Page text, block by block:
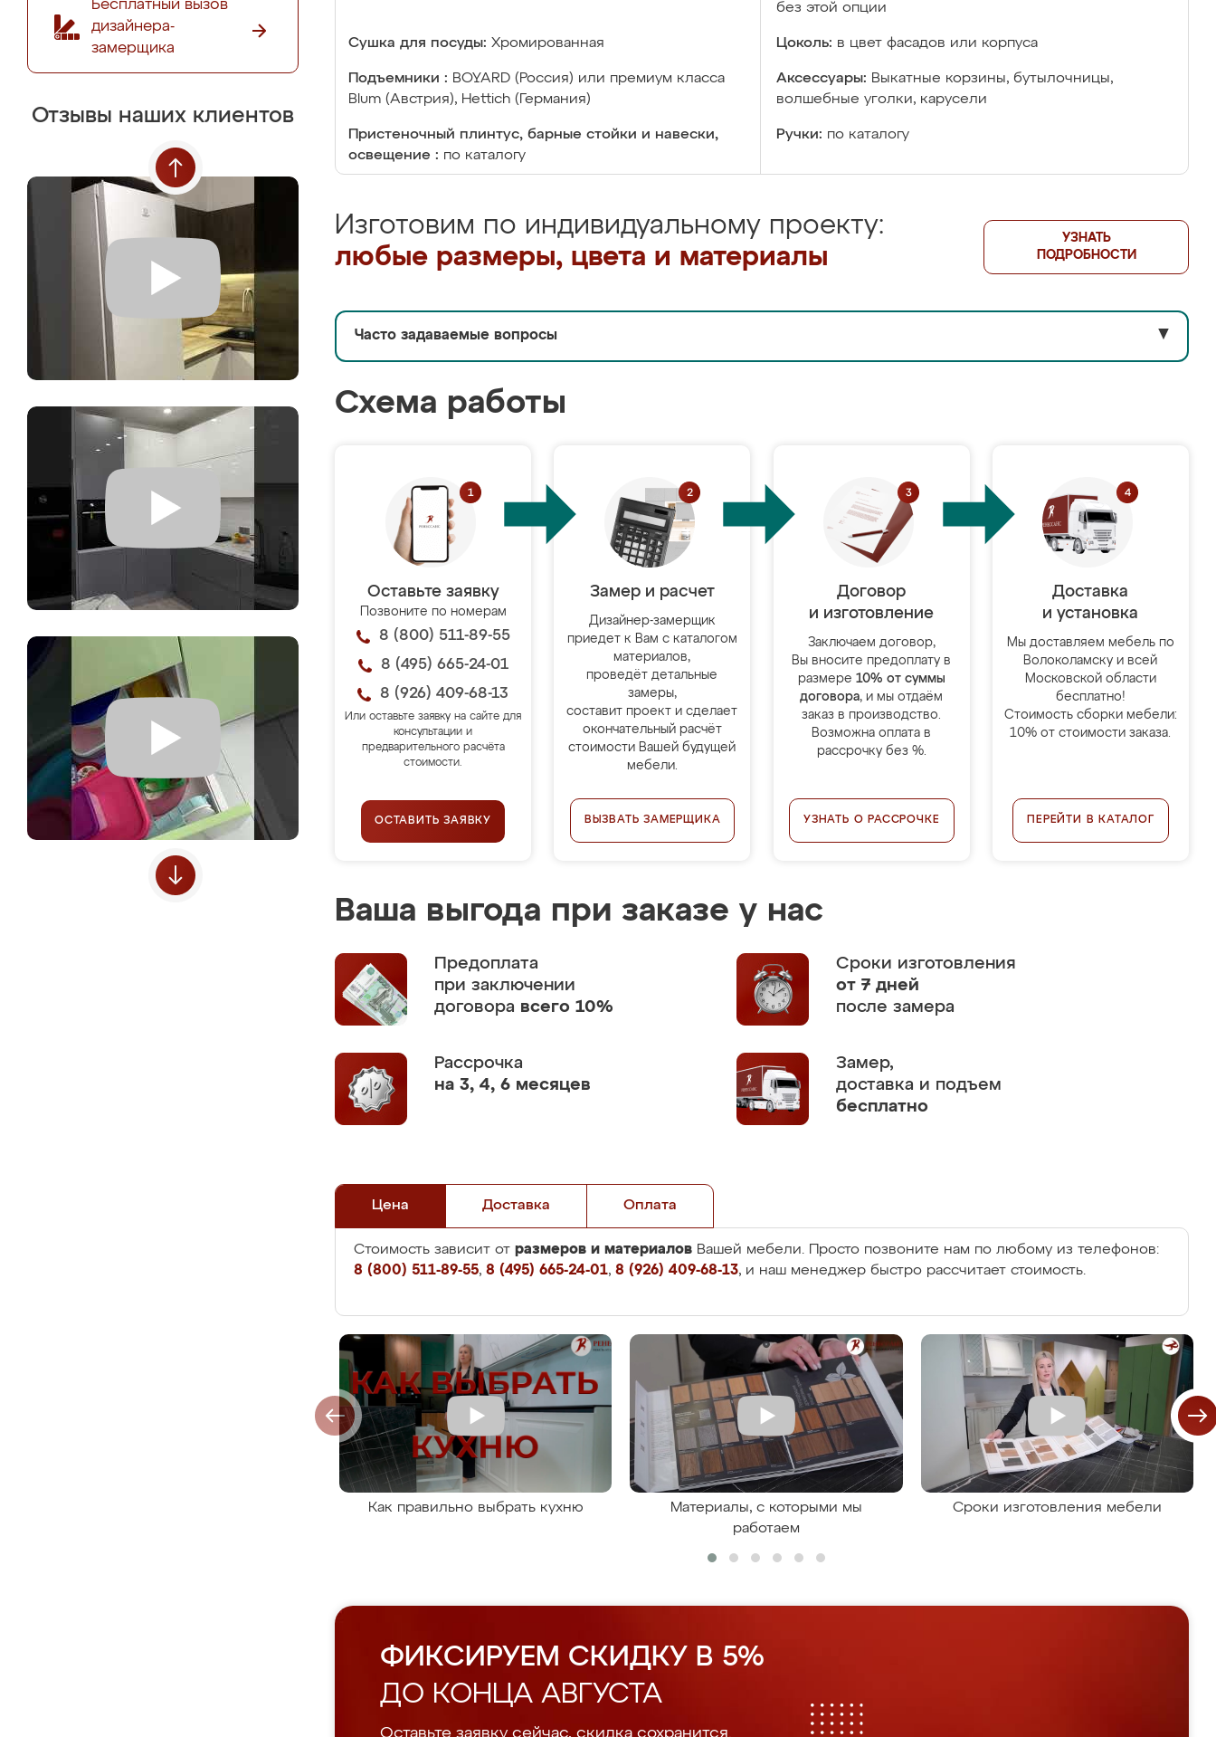
Бесплатный вызов
дизайнера-
замерщика
Отзывы наших клиентов
без этой опции
Сушка для посуды: Хромированная Цоколь: в цвет фасадов или корпуса
Подъемники : BOYARD (Россия) или премиум класса
Blum (Австрия), Hettich (Германия)
Аксессуары: Выкатные корзины, бутылочницы,
волшебные уголки, карусели
Пристеночный плинтус, барные стойки и навески,
освещение : по каталогу
Ручки: по каталогу
Изготовим по индивидуальному проекту:
любые размеры, цвета и материалы
УЗНАТЬ
ПОДРОБНОСТИ
Часто задаваемые вопросы ▼
Схема работы
Оставьте заявку
Позвоните по номерам
8 (800) 511-89-55
8 (495) 665-24-01
8 (926) 409-68-13
Или оставьте заявку на сайте для
консультации и
предварительного расчёта
стоимости.
ОСТАВИТЬ ЗАЯВКУ
Замер и расчет
Дизайнер-замерщик
приедет к Вам с каталогом
материалов,
проведёт детальные
замеры,
составит проект и сделает
окончательный расчёт
стоимости Вашей будущей
мебели.
ВЫЗВАТЬ ЗАМЕРЩИКА
Договор
и изготовление
Заключаем договор,
Вы вносите предоплату в
размере 10% от суммы
договора, и мы отдаём
заказ в производство.
Возможна оплата в
рассрочку без %.
УЗНАТЬ О РАССРОЧКЕ
Доставка
и установка
Мы доставляем мебель по
Волоколамску и всей
Московской области
бесплатно!
Стоимость сборки мебели:
10% от стоимости заказа.
ПЕРЕЙТИ В КАТАЛОГ
Ваша выгода при заказе у нас
Предоплата
при заключении
договора всего 10%
Сроки изготовления
от 7 дней
после замера
Рассрочка
на 3, 4, 6 месяцев
Замер,
доставка и подъем
бесплатно
Цена Доставка Оплата
Стоимость зависит от размеров и материалов Вашей мебели. Просто позвоните нам по любому из телефонов:
8 (800) 511-89-55, 8 (495) 665-24-01, 8 (926) 409-68-13, и наш менеджер быстро рассчитает стоимость.
Как правильно выбрать кухню
Материалы, с которыми мы
работаем
Сроки изготовления мебели
ФИКСИРУЕМ СКИДКУ В 5%
ДО КОНЦА АВГУСТА
Оставьте заявку сейчас, скидка сохранится.